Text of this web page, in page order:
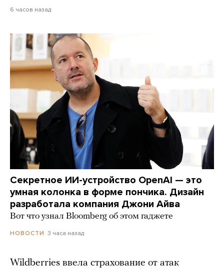
6 часов назад
Секретное ИИ-устройство OpenAI — это
умная колонка в форме пончика. Дизайн
разработала компания Джони Айва
Вот что узнал Bloomberg об этом гаджете
НОВОСТИ 3 часа назад
Wildberries ввела страхование от атак